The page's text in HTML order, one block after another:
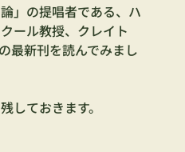
」の提唱者である、ハ
ール教授、クレイト
最新刊を読んでみまし
しておきます。